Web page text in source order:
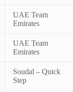
UAE Team
Emirates
UAE Team
Emirates
Soudal – Quick
Step